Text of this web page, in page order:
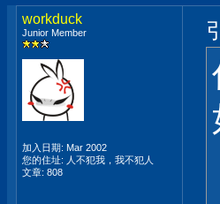
workduck
Junior Member
加入日期: Mar 2002
您的住址: 人不犯我，我不犯人
文章: 808